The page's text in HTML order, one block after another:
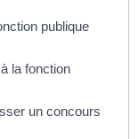
publique
la fonction
un concours